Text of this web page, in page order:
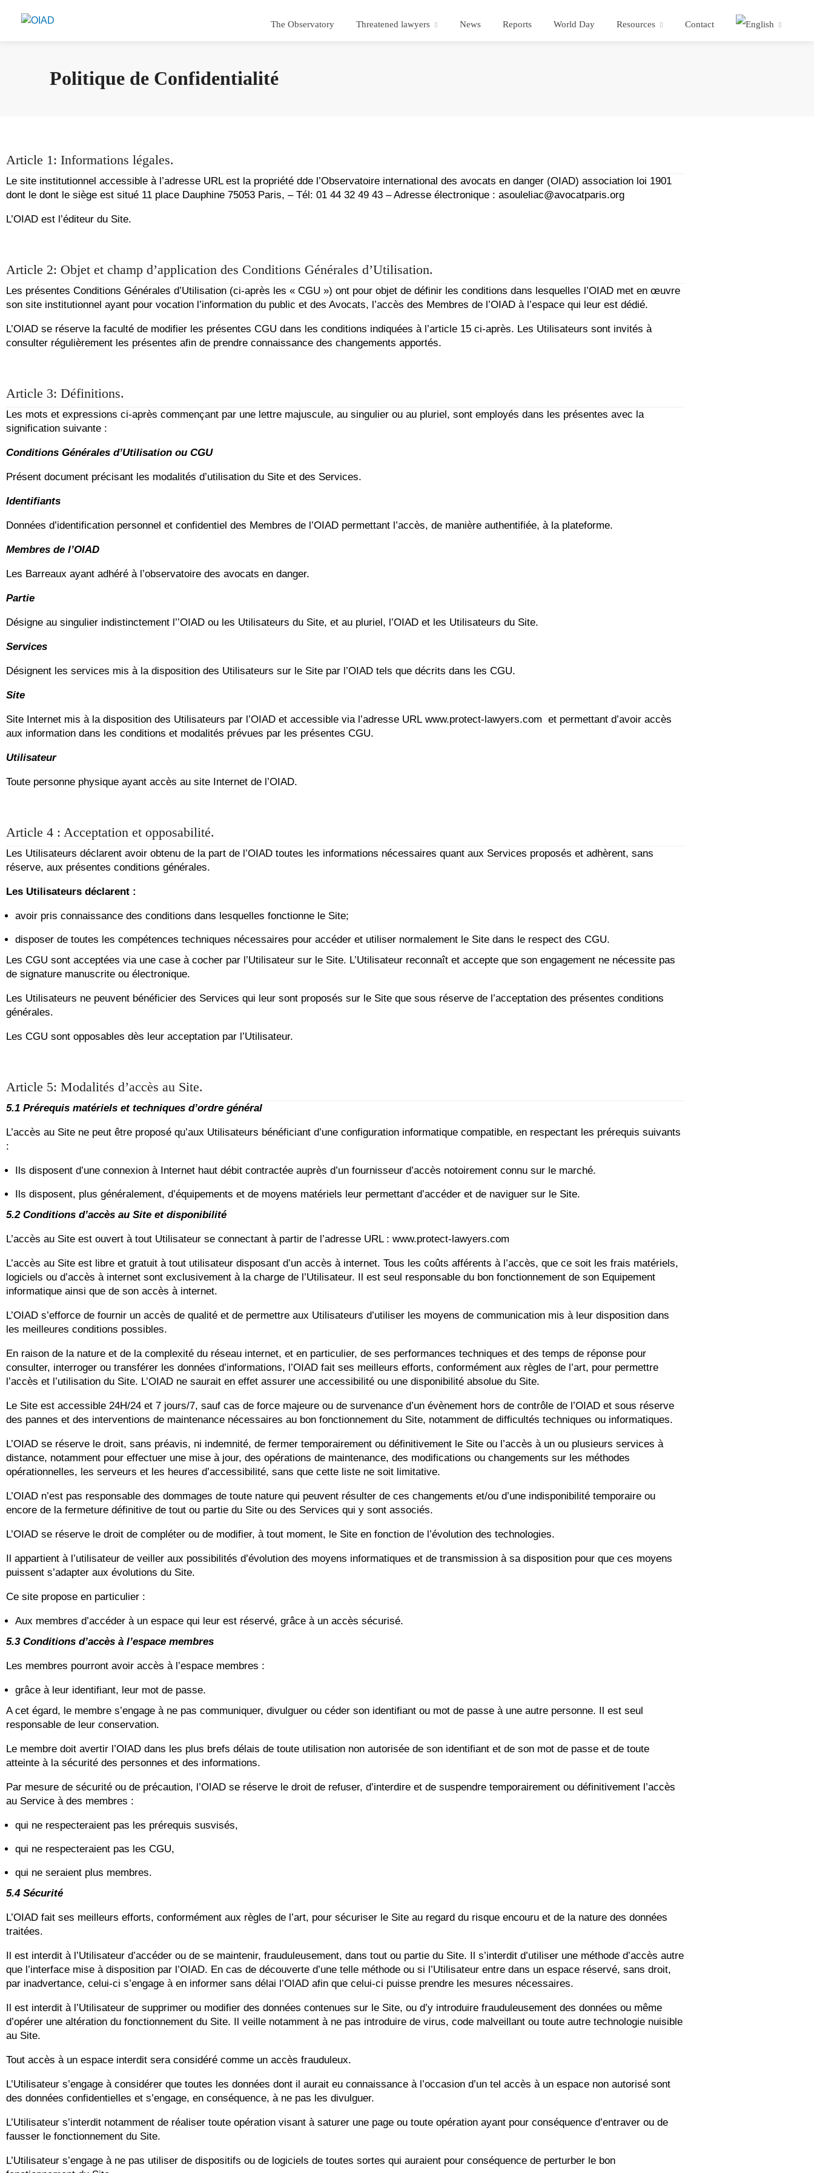
The Observatory Threatened lawyers News Reports World Day Resources Contact
Politique de Confidentialité
Article 1: Informations légales.
Le site institutionnel accessible à l’adresse URL est la propriété dde l’Observatoire international des avocats en danger (OIAD) association loi 1901
dont le dont le siège est situé 11 place Dauphine 75053 Paris, – Tél: 01 44 32 49 43 – Adresse électronique : asouleliac@avocatparis.org
L’OIAD est l’éditeur du Site.
Article 2: Objet et champ d’application des Conditions Générales d’Utilisation.
Les présentes Conditions Générales d’Utilisation (ci-après les « CGU ») ont pour objet de définir les conditions dans lesquelles l’OIAD met en œuvre
son site institutionnel ayant pour vocation l’information du public et des Avocats, l’accès des Membres de l’OIAD à l’espace qui leur est dédié.
L’OIAD se réserve la faculté de modifier les présentes CGU dans les conditions indiquées à l’article 15 ci-après. Les Utilisateurs sont invités à
consulter régulièrement les présentes afin de prendre connaissance des changements apportés.
Article 3: Définitions.
Les mots et expressions ci-après commençant par une lettre majuscule, au singulier ou au pluriel, sont employés dans les présentes avec la
signification suivante :
Conditions Générales d’Utilisation ou CGU
Présent document précisant les modalités d’utilisation du Site et des Services.
Identifiants
Données d’identification personnel et confidentiel des Membres de l’OIAD permettant l’accès, de manière authentifiée, à la plateforme.
Membres de l’OIAD
Les Barreaux ayant adhéré à l’observatoire des avocats en danger.
Partie
Désigne au singulier indistinctement l’’OIAD ou les Utilisateurs du Site, et au pluriel, l’OIAD et les Utilisateurs du Site.
Services
Désignent les services mis à la disposition des Utilisateurs sur le Site par l’OIAD tels que décrits dans les CGU.
Site
Site Internet mis à la disposition des Utilisateurs par l’OIAD et accessible via l’adresse URL www.protect-lawyers.com et permettant d’avoir accès
aux information dans les conditions et modalités prévues par les présentes CGU.
Utilisateur
Toute personne physique ayant accès au site Internet de l’OIAD.
Article 4 : Acceptation et opposabilité.
Les Utilisateurs déclarent avoir obtenu de la part de l’OIAD toutes les informations nécessaires quant aux Services proposés et adhèrent, sans
réserve, aux présentes conditions générales.
Les Utilisateurs déclarent :
avoir pris connaissance des conditions dans lesquelles fonctionne le Site;
disposer de toutes les compétences techniques nécessaires pour accéder et utiliser normalement le Site dans le respect des CGU.
Les CGU sont acceptées via une case à cocher par l’Utilisateur sur le Site. L’Utilisateur reconnaît et accepte que son engagement ne nécessite pas
de signature manuscrite ou électronique.
Les Utilisateurs ne peuvent bénéficier des Services qui leur sont proposés sur le Site que sous réserve de l’acceptation des présentes conditions
générales.
Les CGU sont opposables dès leur acceptation par l’Utilisateur.
Article 5: Modalités d’accès au Site.
5.1 Prérequis matériels et techniques d’ordre général
L’accès au Site ne peut être proposé qu’aux Utilisateurs bénéficiant d’une configuration informatique compatible, en respectant les prérequis suivants
:
Ils disposent d’une connexion à Internet haut débit contractée auprès d’un fournisseur d’accès notoirement connu sur le marché.
Ils disposent, plus généralement, d’équipements et de moyens matériels leur permettant d’accéder et de naviguer sur le Site.
5.2 Conditions d’accès au Site et disponibilité
L’accès au Site est ouvert à tout Utilisateur se connectant à partir de l’adresse URL : www.protect-lawyers.com
L’accès au Site est libre et gratuit à tout utilisateur disposant d’un accès à internet. Tous les coûts afférents à l’accès, que ce soit les frais matériels,
logiciels ou d’accès à internet sont exclusivement à la charge de l’Utilisateur. Il est seul responsable du bon fonctionnement de son Equipement
informatique ainsi que de son accès à internet.
L’OIAD s’efforce de fournir un accès de qualité et de permettre aux Utilisateurs d’utiliser les moyens de communication mis à leur disposition dans
les meilleures conditions possibles.
En raison de la nature et de la complexité du réseau internet, et en particulier, de ses performances techniques et des temps de réponse pour
consulter, interroger ou transférer les données d’informations, l’OIAD fait ses meilleurs efforts, conformément aux règles de l’art, pour permettre
l’accès et l’utilisation du Site. L’OIAD ne saurait en effet assurer une accessibilité ou une disponibilité absolue du Site.
Le Site est accessible 24H/24 et 7 jours/7, sauf cas de force majeure ou de survenance d’un évènement hors de contrôle de l’OIAD et sous réserve
des pannes et des interventions de maintenance nécessaires au bon fonctionnement du Site, notamment de difficultés techniques ou informatiques.
L’OIAD se réserve le droit, sans préavis, ni indemnité, de fermer temporairement ou définitivement le Site ou l’accès à un ou plusieurs services à
distance, notamment pour effectuer une mise à jour, des opérations de maintenance, des modifications ou changements sur les méthodes
opérationnelles, les serveurs et les heures d’accessibilité, sans que cette liste ne soit limitative.
L’OIAD n’est pas responsable des dommages de toute nature qui peuvent résulter de ces changements et/ou d’une indisponibilité temporaire ou
encore de la fermeture définitive de tout ou partie du Site ou des Services qui y sont associés.
L’OIAD se réserve le droit de compléter ou de modifier, à tout moment, le Site en fonction de l’évolution des technologies.
Il appartient à l’utilisateur de veiller aux possibilités d’évolution des moyens informatiques et de transmission à sa disposition pour que ces moyens
puissent s’adapter aux évolutions du Site.
Ce site propose en particulier :
Aux membres d’accéder à un espace qui leur est réservé, grâce à un accès sécurisé.
5.3 Conditions d’accès à l’espace membres
Les membres pourront avoir accès à l’espace membres :
grâce à leur identifiant, leur mot de passe.
A cet égard, le membre s’engage à ne pas communiquer, divulguer ou céder son identifiant ou mot de passe à une autre personne. Il est seul
responsable de leur conservation.
Le membre doit avertir l’OIAD dans les plus brefs délais de toute utilisation non autorisée de son identifiant et de son mot de passe et de toute
atteinte à la sécurité des personnes et des informations.
Par mesure de sécurité ou de précaution, l’OIAD se réserve le droit de refuser, d’interdire et de suspendre temporairement ou définitivement l’accès
au Service à des membres :
qui ne respecteraient pas les prérequis susvisés,
qui ne respecteraient pas les CGU,
qui ne seraient plus membres.
5.4 Sécurité
L’OIAD fait ses meilleurs efforts, conformément aux règles de l’art, pour sécuriser le Site au regard du risque encouru et de la nature des données
traitées.
Il est interdit à l’Utilisateur d’accéder ou de se maintenir, frauduleusement, dans tout ou partie du Site. Il s’interdit d’utiliser une méthode d’accès autre
que l’interface mise à disposition par l’OIAD. En cas de découverte d’une telle méthode ou si l’Utilisateur entre dans un espace réservé, sans droit,
par inadvertance, celui-ci s’engage à en informer sans délai l’OIAD afin que celui-ci puisse prendre les mesures nécessaires.
Il est interdit à l’Utilisateur de supprimer ou modifier des données contenues sur le Site, ou d’y introduire frauduleusement des données ou même
d’opérer une altération du fonctionnement du Site. Il veille notamment à ne pas introduire de virus, code malveillant ou toute autre technologie nuisible
au Site.
Tout accès à un espace interdit sera considéré comme un accès frauduleux.
L’Utilisateur s’engage à considérer que toutes les données dont il aurait eu connaissance à l’occasion d’un tel accès à un espace non autorisé sont
des données confidentielles et s’engage, en conséquence, à ne pas les divulguer.
L’Utilisateur s’interdit notamment de réaliser toute opération visant à saturer une page ou toute opération ayant pour conséquence d’entraver ou de
fausser le fonctionnement du Site.
L’Utilisateur s’engage à ne pas utiliser de dispositifs ou de logiciels de toutes sortes qui auraient pour conséquence de perturber le bon